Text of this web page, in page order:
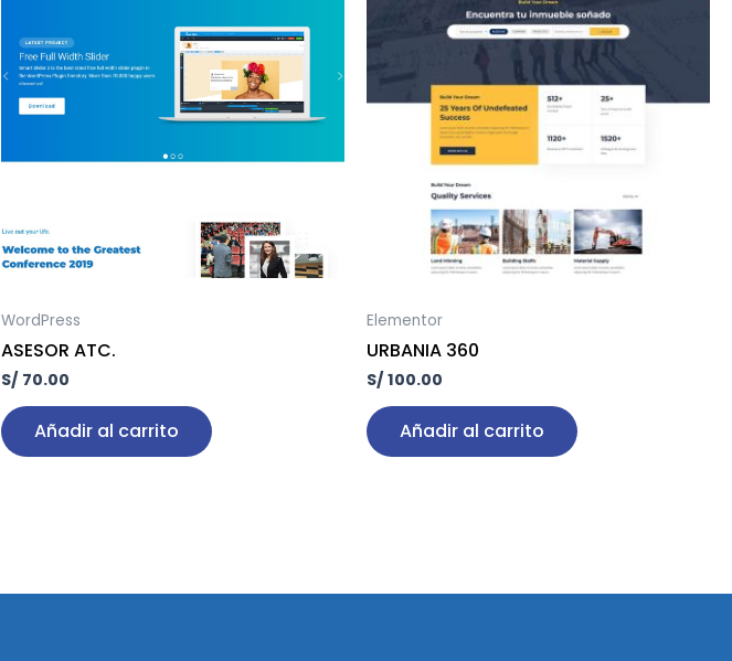
WordPress
ASESOR ATC.
S/ 70.00
Añadir al carrito
Elementor
URBANIA 360
S/ 100.00
Añadir al carrito